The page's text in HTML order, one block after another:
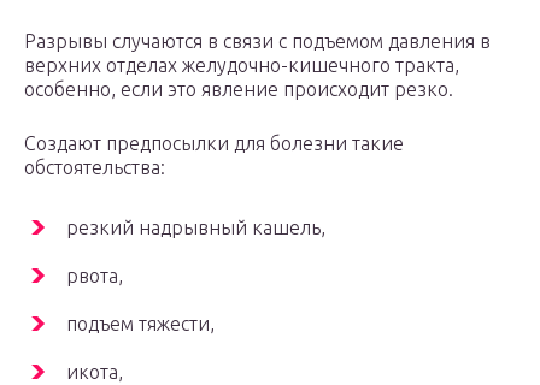
Разрывы случаются в связи с подъемом давления в
верхних отделах желудочно-кишечного тракта,
особенно, если это явление происходит резко.
Создают предпосылки для болезни такие
обстоятельства:
резкий надрывный кашель,
рвота,
подъем тяжести,
икота,